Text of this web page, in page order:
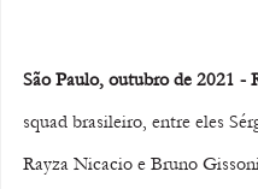
São Paulo, outubro de 2021 -
squad brasileiro, entre eles
Rayza Nicacio e Bruno